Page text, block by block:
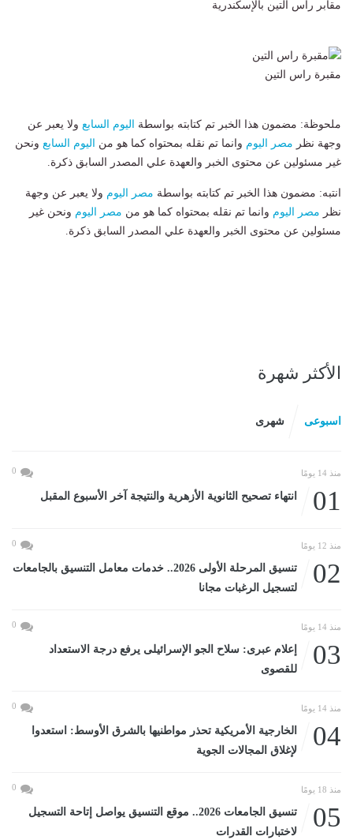
مقابر راس التين بالإسكندرية
مقبرة راس التين
ملحوظة: مضمون هذا الخبر تم كتابته بواسطة اليوم السابع ولا يعبر عن
وجهة نظر مصر اليوم وانما تم نقله بمحتواه كما هو من اليوم السابع ونحن
غير مسئولين عن محتوى الخبر والعهدة علي المصدر السابق ذكرة.
انتبه: مضمون هذا الخبر تم كتابته بواسطة مصر اليوم ولا يعبر عن وجهة
نظر مصر اليوم وانما تم نقله بمحتواه كما هو من مصر اليوم ونحن غير
مسئولين عن محتوى الخبر والعهدة علي المصدر السابق ذكرة.
الأكثر شهرة
اسبوعى شهرى
منذ 14 يومًا 0
01 انتهاء تصحيح الثانوية الأزهرية والنتيجة آخر الأسبوع المقبل
منذ 12 يومًا 0
02
تنسيق المرحلة الأولى 2026.. خدمات معامل التنسيق بالجامعات
لتسجيل الرغبات مجانا
منذ 14 يومًا 0
03
إعلام عبرى: سلاح الجو الإسرائيلى يرفع درجة الاستعداد
للقصوى
منذ 14 يومًا 0
04
الخارجية الأمريكية تحذر مواطنيها بالشرق الأوسط: استعدوا
لإغلاق المجالات الجوية
منذ 18 يومًا 0
05
تنسيق الجامعات 2026.. موقع التنسيق يواصل إتاحة التسجيل
لاختبارات القدرات